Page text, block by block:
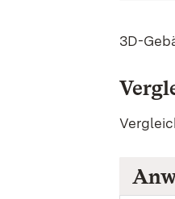
3D-